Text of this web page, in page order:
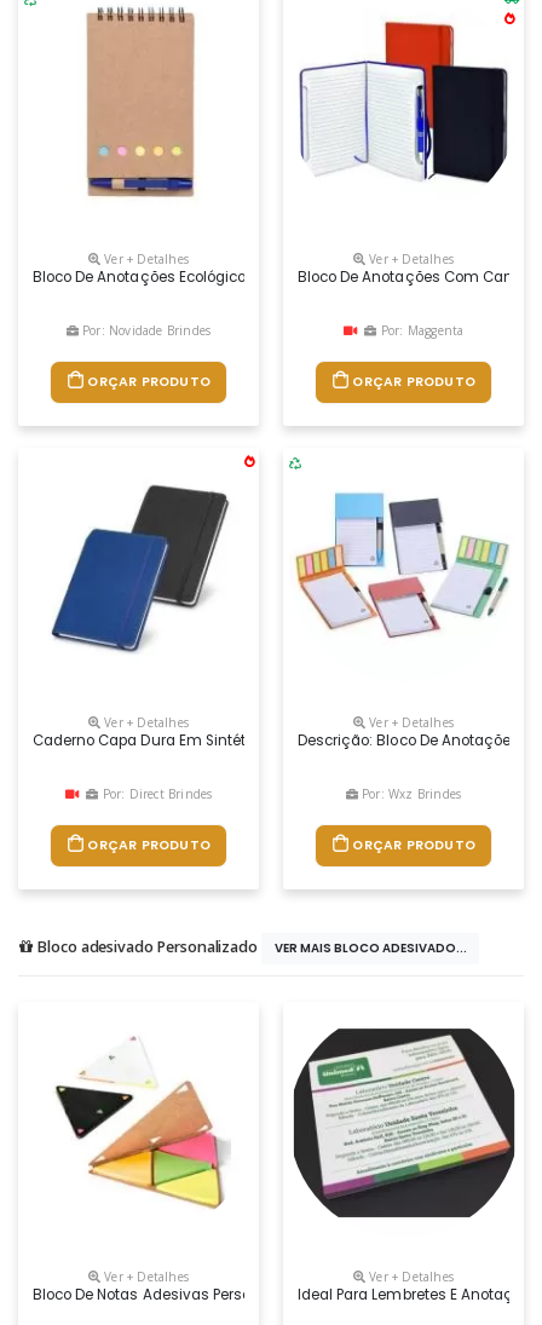
Ver + Detalhes
Bloco De Anotações Ecológico Com Autoadesivos E Mini Caneta.
Por: Novidade Brindes
ORÇAR PRODUTO
Ver + Detalhes
Bloco De Anotações Com Caneta
Por: Maggenta
ORÇAR PRODUTO
Ver + Detalhes
Caderno Capa Dura Em Sintético. 96 Folhas Pautadas. Suporte Para
Por: Direct Brindes
ORÇAR PRODUTO
Ver + Detalhes
Descrição: Bloco De Anotações
Por: Wxz Brindes
ORÇAR PRODUTO
Bloco adesivado Personalizado VER MAIS BLOCO ADESIVADO...
Ver + Detalhes
Bloco De Notas Adesivas Personalizado
Ver + Detalhes
Ideal Para Lembretes E